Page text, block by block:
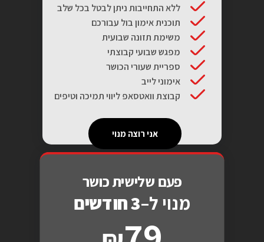
ללא התחייבות ניתן לבטל בכל שלב
תוכנית אימון בול עבורכם
משימת תזונה שבועית
מפגש שבועי קבוצתי
ספריית שעורי הכושר
אימוני לייב
קבוצת וואטסאפ ליווי תמיכה וטיפים
אני רוצה מנוי
פעם שלישית כושר
מנוי ל–3 חודשים